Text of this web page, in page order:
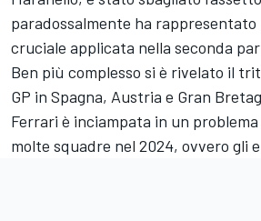
paradossalmente ha rappresentato
cruciale applicata nella seconda
Ben più complesso si è rivelato il
GP in Spagna, Austria e Gran
Ferrari è inciampata in un
molte squadre nel 2024, ovvero gli